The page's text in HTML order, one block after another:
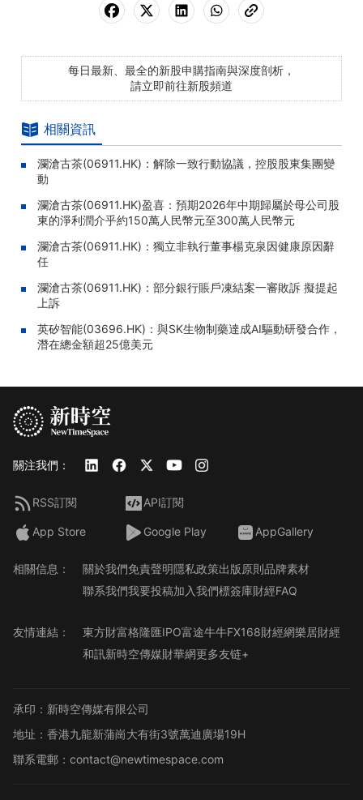
每日最新、最全的新股申購指南與深度剖析，
請立即前往新股頻道
相關資訊
瀾滄古茶(06911.HK)：解除一致行動協議，控股股東集團變
動
瀾滄古茶(06911.HK)盈喜：預期2026年中期歸屬於母公司股
東的淨利潤介乎約150萬人民幣元至300萬人民幣元
瀾滄古茶(06911.HK)：獨立非執行董事楊克泉因健康原因辭
任
瀾滄古茶(06911.HK)：部分銀行賬戶凍結案一審敗訴 擬提起
上訴
英矽智能(03696.HK)：與SK生物制藥達成AI驅動研發合作，
潛在總金額超25億美元
關注我們：
RSS訂閱 API訂閱
App Store Google Play AppGallery
相關信息： 關於我們免責聲明隱私政策出版原則品牌素材
聯系我們我要投稿加入我們標簽庫財經FAQ
友情連結： 東方財富格隆匯IPO富途牛牛FX168財經網樂居財經
和訊新時空傳媒財華網更多友链+
承印：新時空傳媒有限公司
地址：香港九龍新蒲崗大有街3號萬迪廣場19H
聯系電郵：contact@newtimespace.com